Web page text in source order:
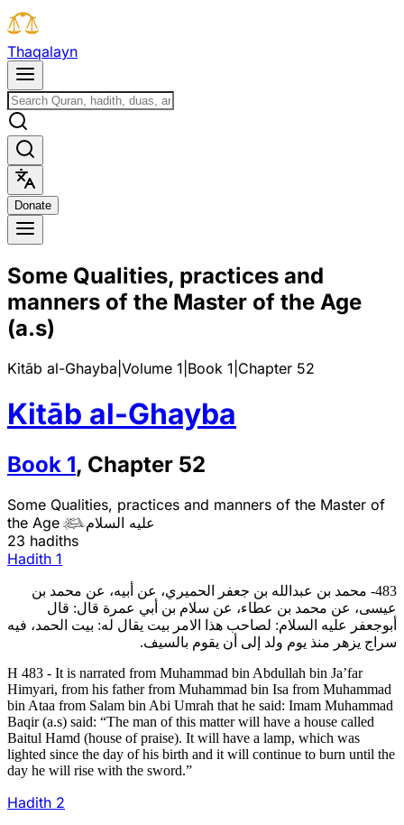
Thaqalayn
Donate
Some Qualities, practices and
manners of the Master of the Age
(a.s)
Kitāb al-Ghayba Volume 1 Book 1 Chapter 52
Kitāb al-Ghayba
Book 1, Chapter 52
Some Qualities, practices and manners of the Master of
the Ageعليه السلام
23 hadiths
Hadith 1
483- محمد بن عبدالله بن جعفر الحميري، عن أبيه، عن محمد بن
عيسى، عن محمد بن عطاء، عن سلام بن أبي عمرة قال: قال
أبوجعفر عليه السلام: لصاحب هذا الامر بيت يقال له: بيت الحمد، فيه
سراج يزهر منذ يوم ولد إلى أن يقوم بالسيف.
H 483 - It is narrated from Muhammad bin Abdullah bin Ja’far
Himyari, from his father from Muhammad bin Isa from Muhammad
bin Ataa from Salam bin Abi Umrah that he said: Imam Muhammad
Baqir (a.s) said: “The man of this matter will have a house called
Baitul Hamd (house of praise). It will have a lamp, which was
lighted since the day of his birth and it will continue to burn until the
day he will rise with the sword.”
Hadith 2